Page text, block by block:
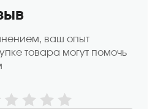
ваш опыт
товара могут помочь